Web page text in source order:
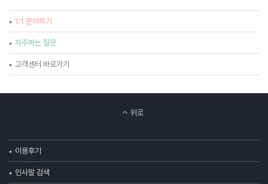
1:1 문의하기
자주하는 질문
고객센터 바로가기
위로
이용후기
인사말 검색